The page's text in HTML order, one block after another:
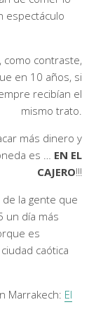
espectáculo
contraste,
en 10 años, si
recibían el
mismo trato.
más dinero y
es … EN EL
CAJERO!!!
la gente que
un día más
es
caótica
Marrakech: El